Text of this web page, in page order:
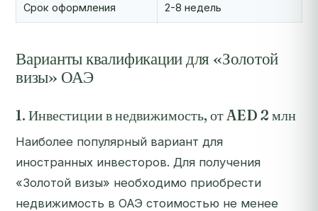
Срок оформления 2-8 недель
Варианты квалификации для «Золотой
визы» ОАЭ
1. Инвестиции в недвижимость, от AED 2 млн
Наиболее популярный вариант для
иностранных инвесторов. Для получения
«Золотой визы» необходимо приобрести
недвижимость в ОАЭ стоимостью не менее